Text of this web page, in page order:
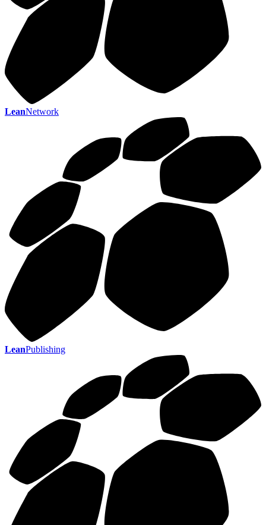
LeanNetwork
LeanPublishing